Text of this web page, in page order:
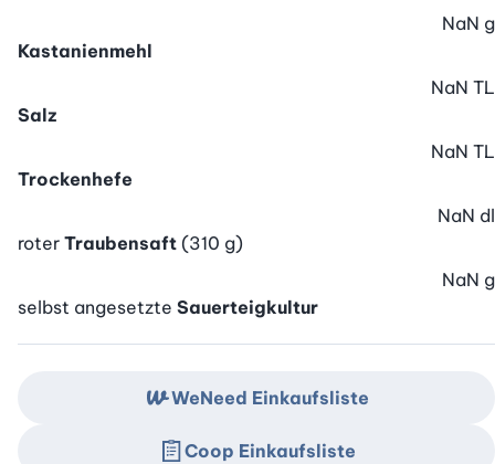
Kastanienmehl
NaN g
Salz
NaN TL
Trockenhefe
NaN TL
roter Traubensaft (310 g)
NaN dl
selbst angesetzte Sauerteigkultur
NaN g
WeNeed Einkaufsliste
Coop Einkaufsliste